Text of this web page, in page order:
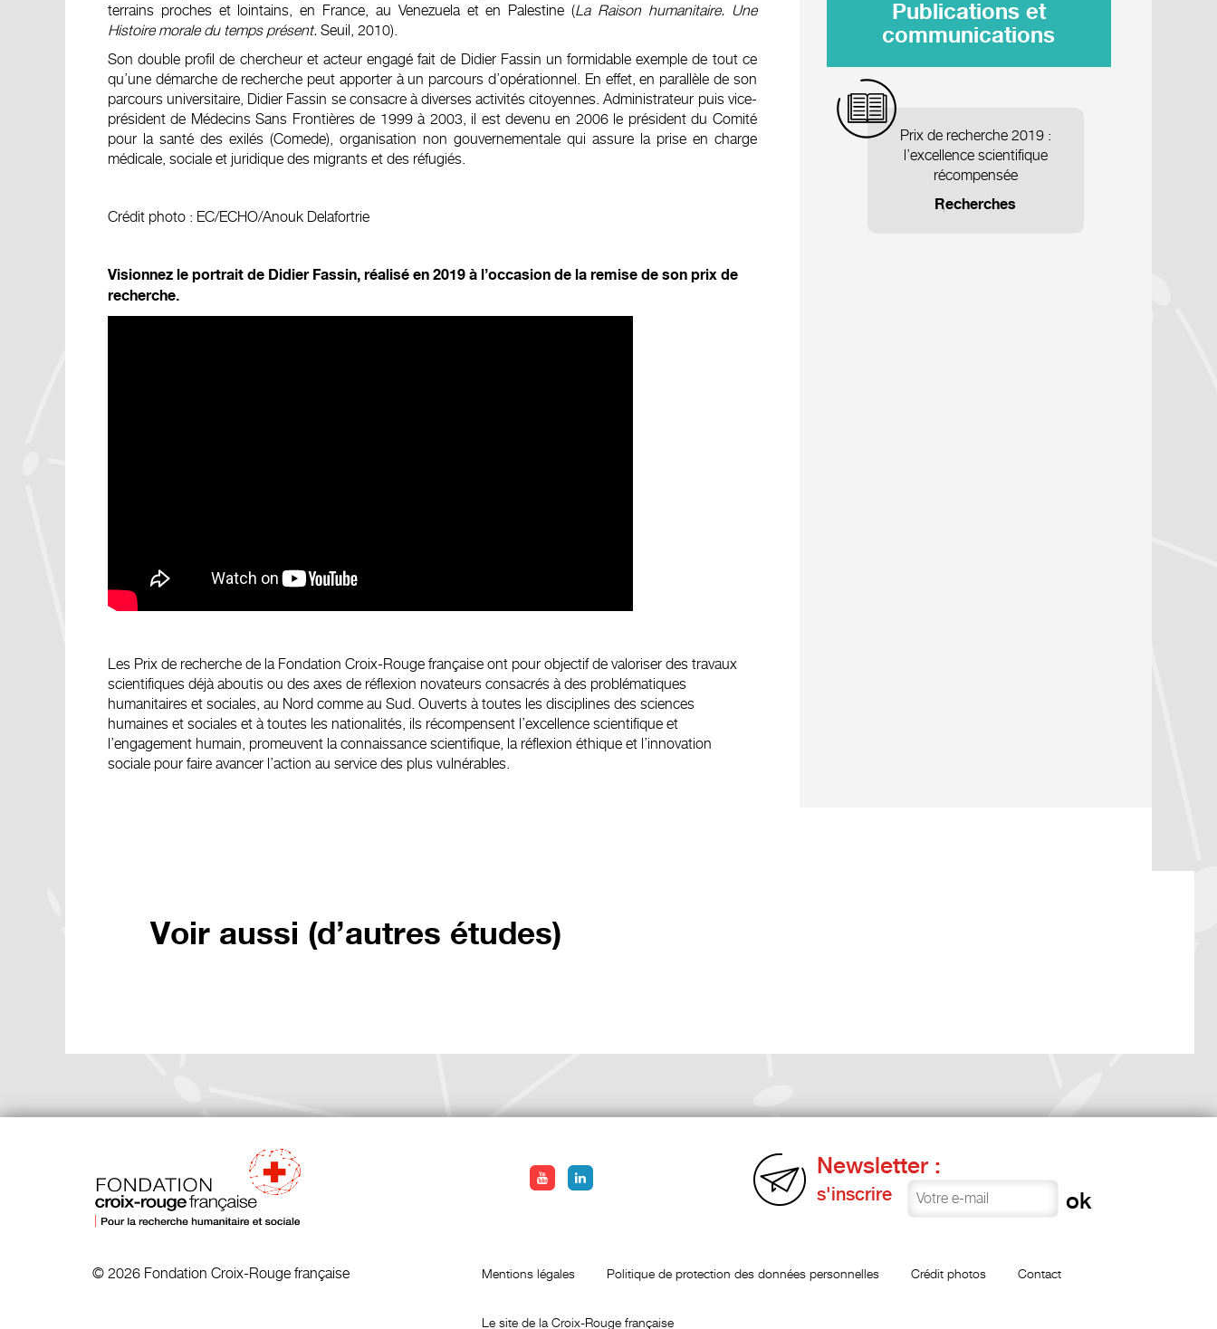
terrains proches et lointains, en France, au Venezuela et en Palestine (La Raison humanitaire. Une
Histoire morale du temps présent. Seuil, 2010).
Son double profil de chercheur et acteur engagé fait de Didier Fassin un formidable exemple de tout ce
qu’une démarche de recherche peut apporter à un parcours d’opérationnel. En effet, en parallèle de son
parcours universitaire, Didier Fassin se consacre à diverses activités citoyennes. Administrateur puis vice-
président de Médecins Sans Frontières de 1999 à 2003, il est devenu en 2006 le président du Comité
pour la santé des exilés (Comede), organisation non gouvernementale qui assure la prise en charge
médicale, sociale et juridique des migrants et des réfugiés.
Crédit photo : EC/ECHO/Anouk Delafortrie
Visionnez le portrait de Didier Fassin, réalisé en 2019 à l’occasion de la remise de son prix de
recherche.
Les Prix de recherche de la Fondation Croix-Rouge française ont pour objectif de valoriser des travaux
scientifiques déjà aboutis ou des axes de réflexion novateurs consacrés à des problématiques
humanitaires et sociales, au Nord comme au Sud. Ouverts à toutes les disciplines des sciences
humaines et sociales et à toutes les nationalités, ils récompensent l’excellence scientifique et
l’engagement humain, promeuvent la connaissance scientifique, la réflexion éthique et l’innovation
sociale pour faire avancer l’action au service des plus vulnérables.
Publications et
communications
Prix de recherche 2019 :
l’excellence scientifique
récompensée
Recherches
Voir aussi (d’autres études)
Newsletter :
s'inscrire
© 2026 Fondation Croix-Rouge française Mentions légales Politique de protection des données personnelles Crédit photos Contact
Le site de la Croix-Rouge française